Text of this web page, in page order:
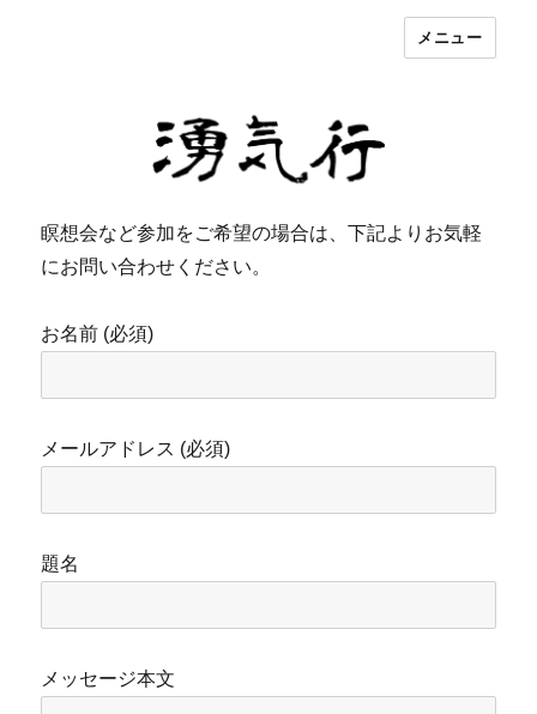
湧気行
メニュー
瞑想会など参加をご希望の場合は、下記よりお気軽
にお問い合わせください。
お名前 (必須)
メールアドレス (必須)
題名
メッセージ本文